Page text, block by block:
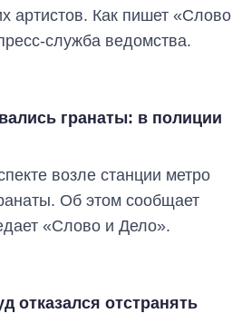
артистов. Как пишет «Слово
служба ведомства.
гранаты: в полиции
возле станции метро
Об этом сообщает
«Слово и Дело».
отказался отстранять
изменилось
количество
поступающих в
бакалавриат,